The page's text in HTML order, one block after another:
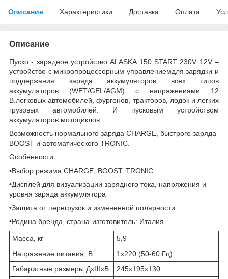
Описание Характеристики Доставка Оплата
Описание
Пуско - зарядное устройство ALASKA 150 START 230V 12V –
устройство с микропроцессорным управлениемдля зарядки и
поддержания заряда аккумуляторов всех типов
аккумуляторов (WET/GEL/AGM) с напряжениями 12
В.легковых автомобилей, фургонов, тракторов, лодок и легких
грузовых автомобилей. И пусковым устройством
аккумуляторов мотоциклов.
Возможность нормального заряда CHARGE, быстрого заряда
BOOST и автоматического TRONIC.
Особенности:
•Выбор режима CHARGE, BOOST, TRONIC
•Дисплей для визуализации зарядного тока, напряжения и
уровня заряда аккумулятора
•Защита от перегрузок и измененной полярности.
•Родина бренда, страна-изготовитель: Италия
Масса, кг
5,9
Напряжение питания, В
1х220 (50-60 Гц)
Габаритные размеры ДхШхВ
245х195х130